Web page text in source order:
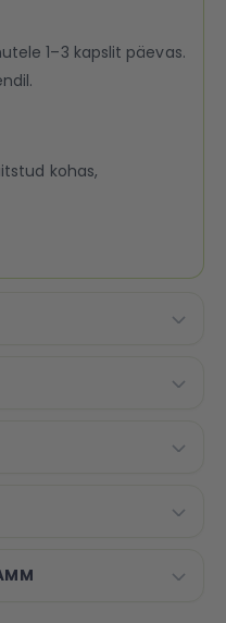
1–3 kapslit päevas.
kohas,